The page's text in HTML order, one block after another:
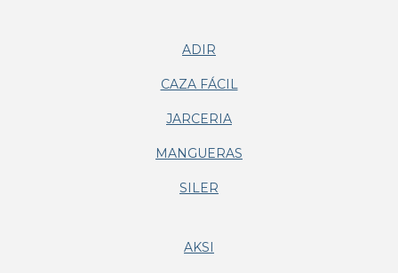
ADIR
CAZA FÁCIL
JARCERIA
MANGUERAS
SILER
AKSI